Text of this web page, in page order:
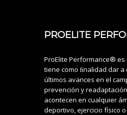
PROELITE
ProElite Performance® es
tiene como ﬁnalidad dar a
últimos avances en el
prevención y
acontecen en cualquier
deportivo, ejercicio físico